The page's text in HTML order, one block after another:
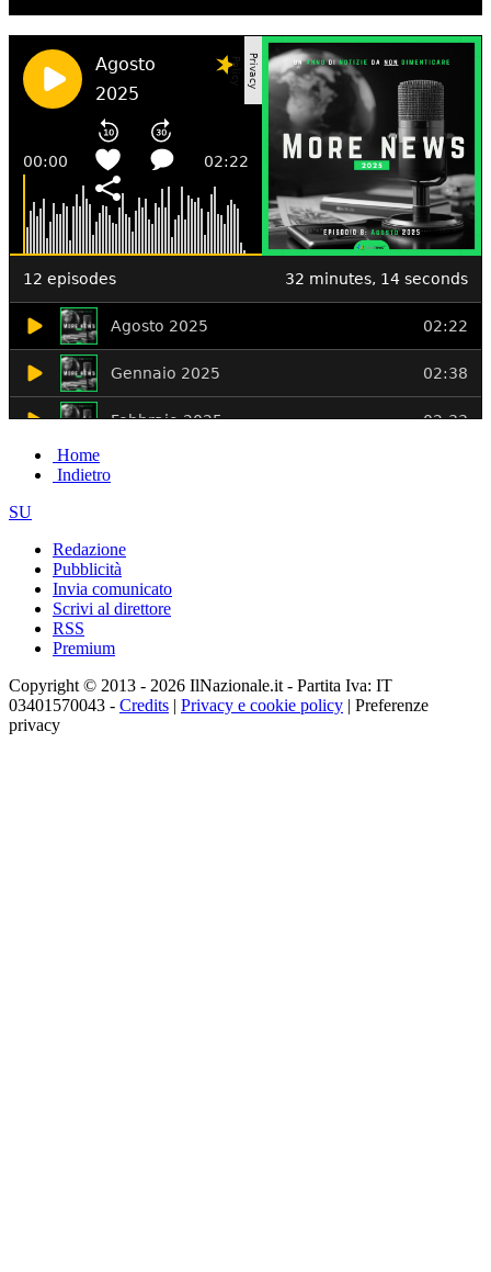
Home
Indietro
SU
Redazione
Pubblicità
Invia comunicato
Scrivi al direttore
RSS
Premium
Copyright © 2013 - 2026 IlNazionale.it - Partita Iva: IT
03401570043 - Credits | Privacy e cookie policy | Preferenze
privacy